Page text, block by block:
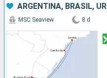
ARGENTINA, BRASIL,
MSC Seaview 8 d